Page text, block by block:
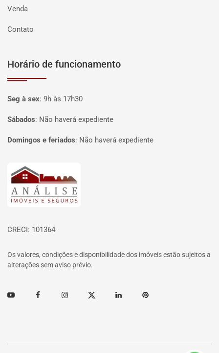
Venda
Contato
Horário de funcionamento
Seg à sex: 9h às 17h30
Sábados: Não haverá expediente
Domingos e feriados: Não haverá expediente
Página inicial
CRECI: 101364
Os valores, condições e disponibilidade dos imóveis estão sujeitos a
alterações sem aviso prévio.
Youtube FacebookInstagramTwitter Linkedin Pinterest